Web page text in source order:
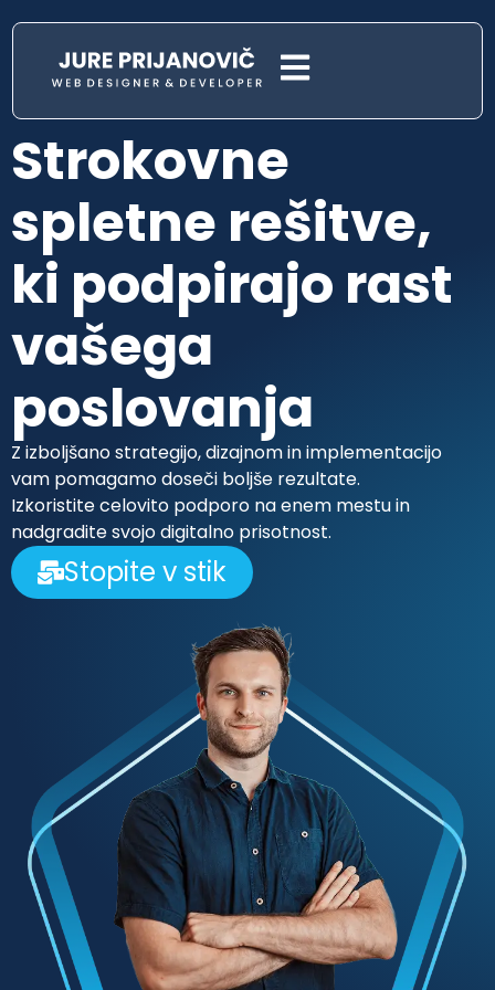
Strokovne
spletne rešitve,
ki podpirajo rast
vašega
poslovanja
Z izboljšano strategijo, dizajnom in implementacijo
vam pomagamo doseči boljše rezultate.
Izkoristite celovito podporo na enem mestu in
nadgradite svojo digitalno prisotnost.
Stopite v stik